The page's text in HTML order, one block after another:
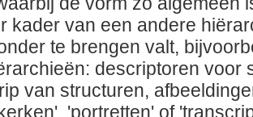
kader van een andere
te brengen valt,
descriptoren voor
van structuren,
'portretten' of